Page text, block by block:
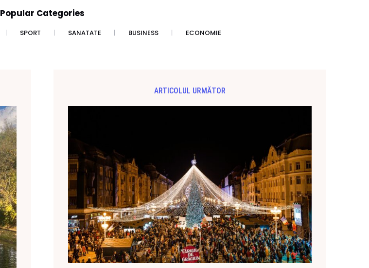
Popular Categories
SPORT SANATATE BUSINESS ECONOMIE
ARTICOLUL URMĂTOR